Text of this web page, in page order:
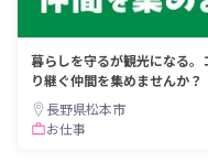
暮らしを守るが観光になる
り継ぐ仲間を集めませんか？
長野県松本市
お仕事